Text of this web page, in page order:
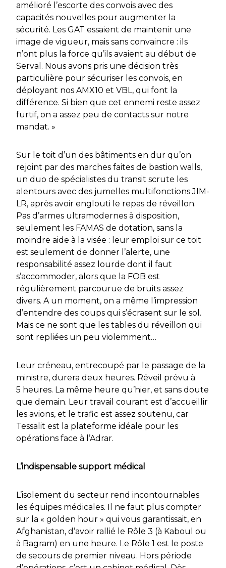
amélioré l’escorte des convois avec des
capacités nouvelles pour augmenter la
sécurité. Les GAT essaient de maintenir une
image de vigueur, mais sans convaincre : ils
n’ont plus la force qu’ils avaient au début de
Serval. Nous avons pris une décision très
particulière pour sécuriser les convois, en
déployant nos AMX10 et VBL, qui font la
différence. Si bien que cet ennemi reste assez
furtif, on a assez peu de contacts sur notre
mandat. »
Sur le toit d’un des bâtiments en dur qu’on
rejoint par des marches faites de bastion walls,
un duo de spécialistes du transit scrute les
alentours avec des jumelles multifonctions JIM-
LR, après avoir englouti le repas de réveillon.
Pas d’armes ultramodernes à disposition,
seulement les FAMAS de dotation, sans la
moindre aide à la visée : leur emploi sur ce toit
est seulement de donner l’alerte, une
responsabilité assez lourde dont il faut
s’accommoder, alors que la FOB est
régulièrement parcourue de bruits assez
divers. A un moment, on a même l’impression
d’entendre des coups qui s’écrasent sur le sol.
Mais ce ne sont que les tables du réveillon qui
sont repliées un peu violemment…
Leur créneau, entrecoupé par le passage de la
ministre, durera deux heures. Réveil prévu à
5 heures. La même heure qu’hier, et sans doute
que demain. Leur travail courant est d’accueillir
les avions, et le trafic est assez soutenu, car
Tessalit est la plateforme idéale pour les
opérations face à l’Adrar.
L’indispensable support médical
L’isolement du secteur rend incontournables
les équipes médicales. Il ne faut plus compter
sur la « golden hour » qui vous garantissait, en
Afghanistan, d’avoir rallié le Rôle 3 (à Kaboul ou
à Bagram) en une heure. Le Rôle 1 est le poste
de secours de premier niveau. Hors période